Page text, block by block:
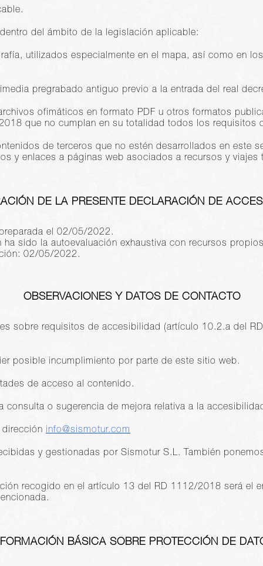
del ámbito de la legislación aplicable:
utilizados especialmente en el mapa, así como en
pregrabado antiguo previo a la entrada del real
ofimáticos en formato PDF u otros formatos
que no cumplan en su totalidad todos los requisitos
de terceros que no estén desarrollados en este
y enlaces a páginas web asociados a recursos y
DE LA PRESENTE DECLARACIÓN DE
el 02/05/2022.
ha sido la autoevaluación exhaustiva con recursos
02/05/2022.
OBSERVACIONES Y DATOS DE CONTACTO
sobre requisitos de accesibilidad (artículo 10.2.a del
posible incumplimiento por parte de este sitio web.
de acceso al contenido.
consulta o sugerencia de mejora relativa a la
dirección info@sismotur.com
y gestionadas por Sismotur S.L. También
recogido en el artículo 13 del RD 1112/2018 será el
BÁSICA SOBRE PROTECCIÓN DE